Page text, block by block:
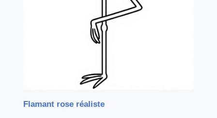
Flamant rose réaliste